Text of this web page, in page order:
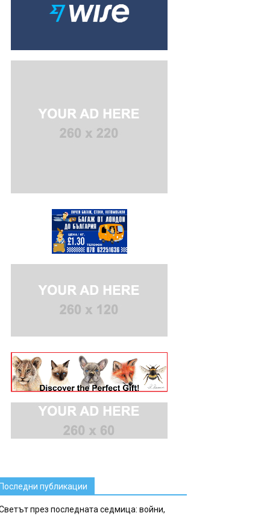
публикации
през последната седмица: войни,